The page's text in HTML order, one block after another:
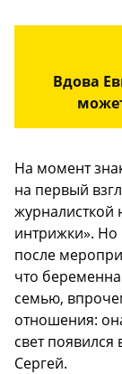
Вдова
На момент
на первый
журналисткой
интрижки». Но
после
что
семью,
отношения:
свет
Сергей.